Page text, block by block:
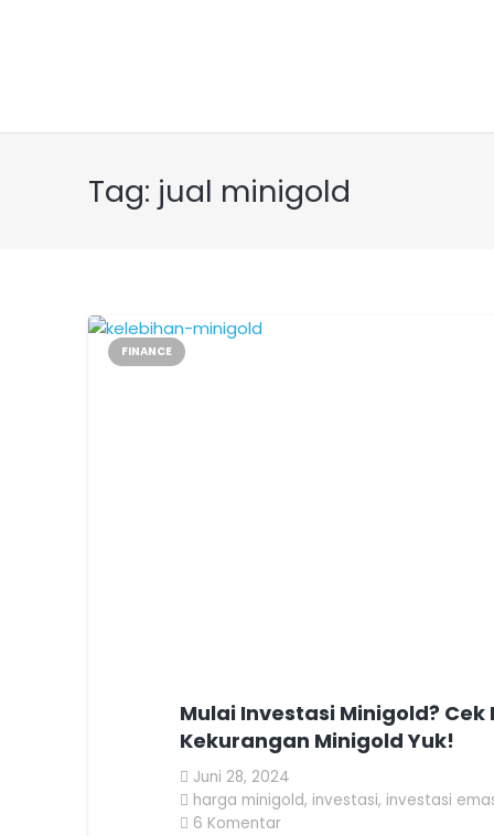
Tag: jual minigold
FINANCE
Mulai Investasi Minigold?
Kekurangan Minigold Yuk!
Juni 28, 2024
harga minigold, investasi, investasi
6 Komentar